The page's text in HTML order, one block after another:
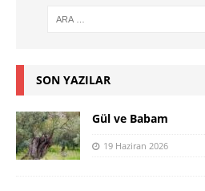
SON YAZILAR
Gül ve Babam
19 Haziran 2026